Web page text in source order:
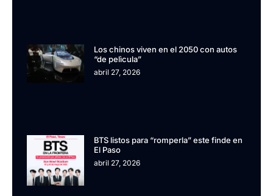
Los chinos viven en el 2050 con autos
“de pelìcula”
abril 27, 2026
BTS listos para “romperla” este finde en
El Paso
abril 27, 2026